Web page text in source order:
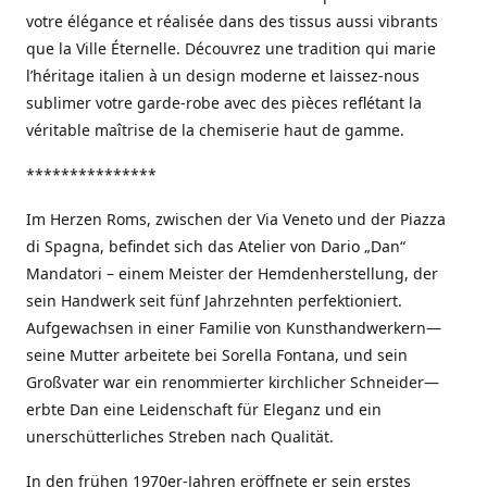
votre élégance et réalisée dans des tissus aussi vibrants
que la Ville Éternelle. Découvrez une tradition qui marie
l’héritage italien à un design moderne et laissez-nous
sublimer votre garde-robe avec des pièces reflétant la
véritable maîtrise de la chemiserie haut de gamme.
***************
Im Herzen Roms, zwischen der Via Veneto und der Piazza
di Spagna, befindet sich das Atelier von Dario „Dan“
Mandatori – einem Meister der Hemdenherstellung, der
sein Handwerk seit fünf Jahrzehnten perfektioniert.
Aufgewachsen in einer Familie von Kunsthandwerkern—
seine Mutter arbeitete bei Sorella Fontana, und sein
Großvater war ein renommierter kirchlicher Schneider—
erbte Dan eine Leidenschaft für Eleganz und ein
unerschütterliches Streben nach Qualität.
In den frühen 1970er-Jahren eröffnete er sein erstes